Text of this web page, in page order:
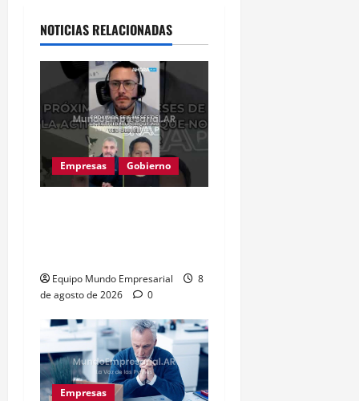
NOTICIAS RELACIONADAS
Empresas Gobierno
Equipo Mundo Empresarial
8
de agosto de 2026
0
Empresas